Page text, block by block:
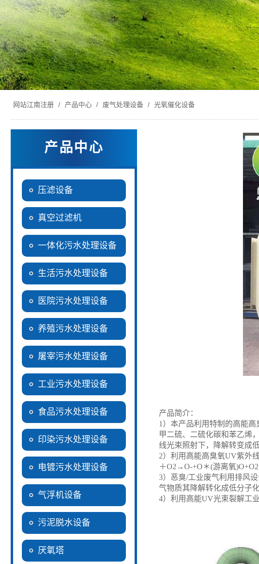
网站江南注册 / 产品中心 / 废气处理设备 / 光氧催化设备
产品中心
压滤设备
真空过滤机
一体化污水处理设备
生活污水处理设备
医院污水处理设备
养殖污水处理设备
屠宰污水处理设备
工业污水处理设备
食品污水处理设备
印染污水处理设备
电镀污水处理设备
气浮机设备
污泥脱水设备
厌氧塔
产品简介：
1）本产品利用特制的高能
甲二硫、二硫化碳和苯乙烯
线光束照射下，降解转变成
2）利用高能高臭氧UV紫外
＋O2→O-+O＊(游离氧
3）恶臭/工业废气利用排风
气物质其降解转化成低分子
4）利用高能UV光束裂解工